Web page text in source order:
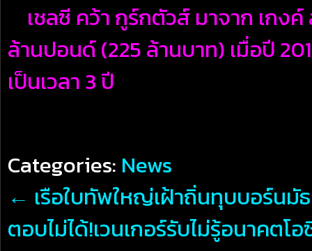
เชลซี คว้า กูร์กตัวส์ มาจาก เกง
ล้านปอนด์ (225 ล้านบาท) เมื่อปี
เป็นเวลา 3 ปี
Categories: News
← เรือใบทัพใหญ่เฝ้าถิ่นทุบบอร์นมั
ตอบไม่ได้!เวนเกอร์รับไม่รู้อนาคตโ